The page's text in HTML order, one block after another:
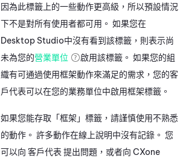
因為此標籤上的一些動作更高級，所以預設情況
下不是對所有使用者都可用。 如果您在
Desktop Studio中沒有看到該標籤，則表示尚
未為您的營業單位
啟用該標籤。 如果您的組
織有可通過使用框架動作來滿足的需求，您的客
戶代表可以在您的業務單位中啟用框架標籤。
如果您能存取「框架」標籤，請謹慎使用不熟悉
的動作。 許多動作在線上說明中沒有記錄。 您
可以向 客戶代表 提出問題，或者向 CXone